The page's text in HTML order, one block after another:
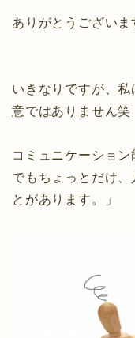
ありがとうございま
いきなりですが、
意ではありません笑
コミュニケーショ
でもちょっとだけ、
とがあります。」